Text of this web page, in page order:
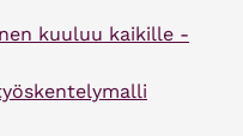
kuuluu kaikille -